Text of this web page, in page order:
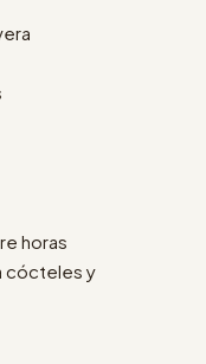
horas
cócteles y